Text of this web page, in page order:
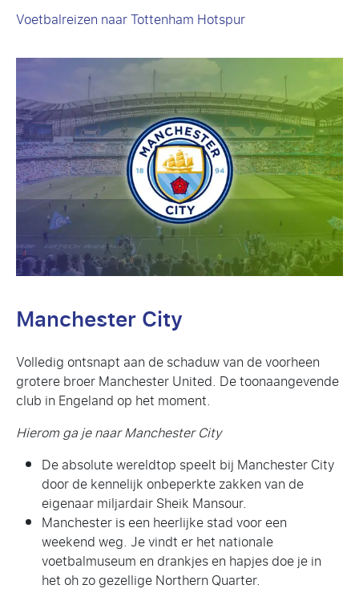
Voetbalreizen naar Tottenham Hotspur
Manchester City
Volledig ontsnapt aan de schaduw van de voorheen
grotere broer Manchester United. De toonaangevende
club in Engeland op het moment.
Hierom ga je naar Manchester City
De absolute wereldtop speelt bij Manchester City
door de kennelijk onbeperkte zakken van de
eigenaar miljardair Sheik Mansour.
Manchester is een heerlijke stad voor een
weekend weg. Je vindt er het nationale
voetbalmuseum en drankjes en hapjes doe je in
het oh zo gezellige Northern Quarter.